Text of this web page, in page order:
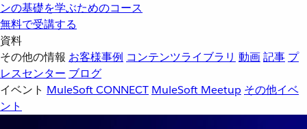
ンの基礎を学ぶためのコース
無料で受講する
資料
その他の情報 お客様事例 コンテンツライブラリ 動画記事 プ
レスセンター ブログ
イベント MuleSoft CONNECT MuleSoft Meetup その他イベ
ント